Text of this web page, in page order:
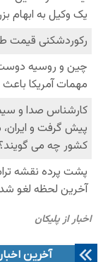
آخرین اخبار